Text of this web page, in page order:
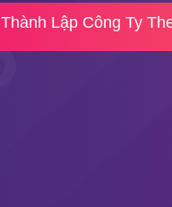
Thành Lập Công Ty